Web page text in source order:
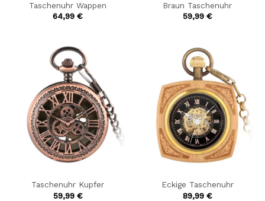
Taschenuhr Wappen
64,99 €
Braun Taschenuhr
59,99 €
Taschenuhr Kupfer
59,99 €
Eckige Taschenuhr
89,99 €